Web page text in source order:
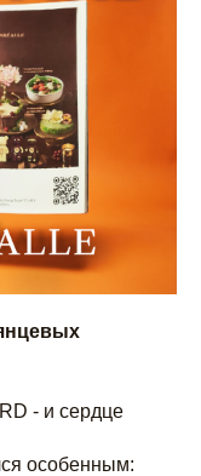
- и сердце
особенным: